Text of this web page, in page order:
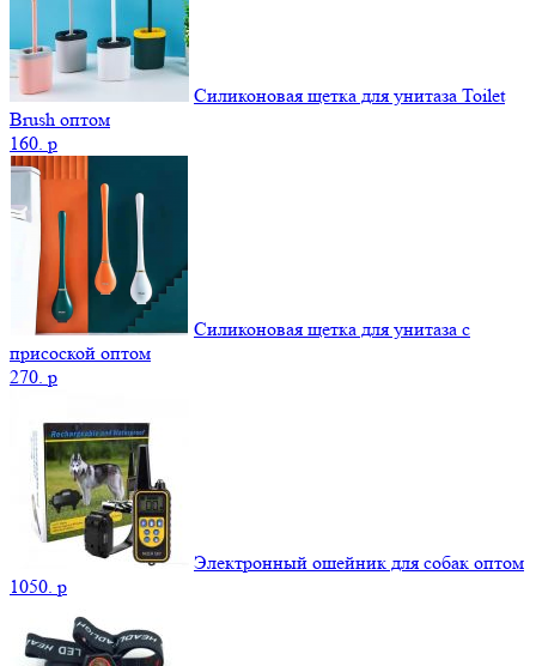
Силиконовая щетка для унитаза Toilet
Brush оптом
160. p
Силиконовая щетка для унитаза с
присоской оптом
270. p
Электронный ошейник для собак оптом
1050. p